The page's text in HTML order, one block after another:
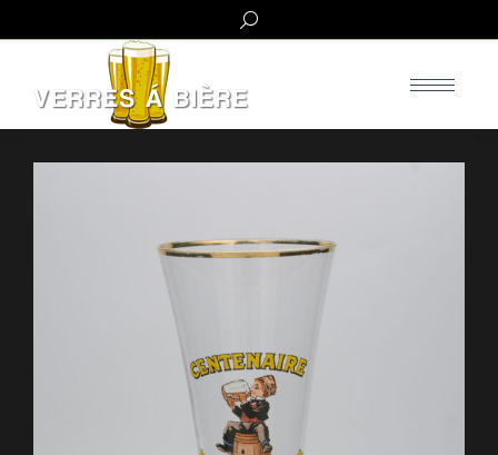
Search: